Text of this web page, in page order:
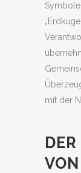
mit der